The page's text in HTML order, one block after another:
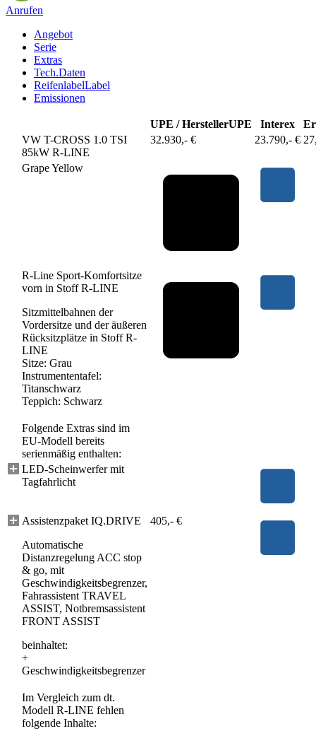
Anrufen
Angebot
Serie
Extras
Tech.Daten
ReifenlabelLabel
Emissionen
UPE / HerstellerUPE Interex
VW T-CROSS 1.0 TSI
85kW R-LINE
32.930,- € 23.790,- €
Grape Yellow
R-Line Sport-Komfortsitze
vorn in Stoff R-LINE
Sitzmittelbahnen der
Vordersitze und der äußeren
Rücksitzplätze in Stoff R-
LINE
Sitze: Grau
Instrumententafel:
Titanschwarz
Teppich: Schwarz
Folgende Extras sind im
EU-Modell bereits
serienmäßig enthalten:
LED-Scheinwerfer mit
Tagfahrlicht
Assistenzpaket IQ.DRIVE
Automatische
Distanzregelung ACC stop
& go, mit
Geschwindigkeitsbegrenzer,
Fahrassistent TRAVEL
ASSIST, Notbremsassistent
FRONT ASSIST
beinhaltet:
+
Geschwindigkeitsbegrenzer
405,- €
Im Vergleich zum dt.
Modell R-LINE fehlen
folgende Inhalte: